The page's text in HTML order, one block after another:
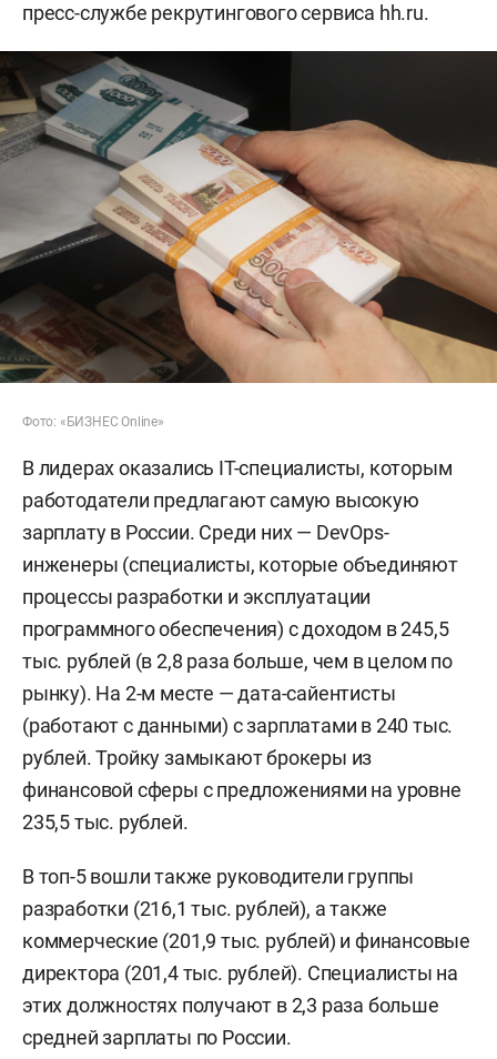
пресс-службе рекрутингового сервиса hh.ru.
Фото: «БИЗНЕС Online»
В лидерах оказались IT-специалисты, которым
работодатели предлагают самую высокую
зарплату в России. Среди них — DevOps-
инженеры (специалисты, которые объединяют
процессы разработки и эксплуатации
программного обеспечения) с доходом в 245,5
тыс. рублей (в 2,8 раза больше, чем в целом по
рынку). На 2-м месте — дата-сайентисты
(работают с данными) с зарплатами в 240 тыс.
рублей. Тройку замыкают брокеры из
финансовой сферы с предложениями на уровне
235,5 тыс. рублей.
В топ-5 вошли также руководители группы
разработки (216,1 тыс. рублей), а также
коммерческие (201,9 тыс. рублей) и финансовые
директора (201,4 тыс. рублей). Специалисты на
этих должностях получают в 2,3 раза больше
средней зарплаты по России.